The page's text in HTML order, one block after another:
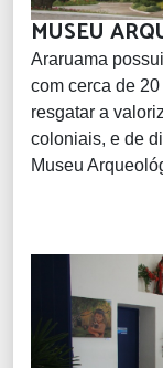
MUSEU
Araruama
com cerca de
resgatar a
coloniais, e de
Museu